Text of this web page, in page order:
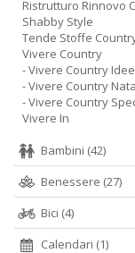
Ristrutturo Rinnovo
Shabby Style
Tende Stoffe
Vivere Country
- Vivere Country Idee
- Vivere Country
- Vivere Country
Vivere In
Bambini (42)
Benessere (27)
Bici (4)
Calendari (1)